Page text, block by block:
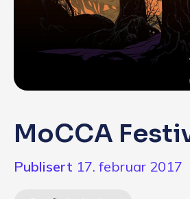
Valgfag
Siste nytt
Q&A
English
MoCCA
Publisert 17. februar 2017